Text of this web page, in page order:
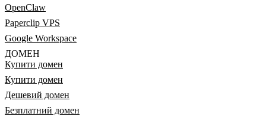
OpenClaw
Paperclip VPS
Google Workspace
ДОМЕН
Купити домен
Купити домен
Дешевий домен
Безплатний домен